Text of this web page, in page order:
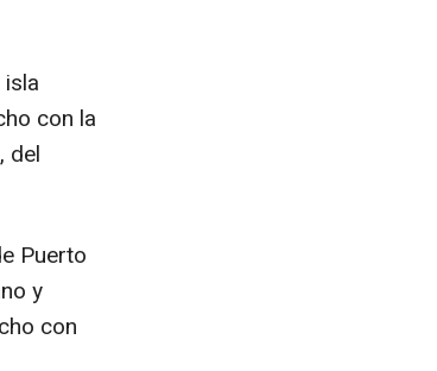
con la
del
Puerto
y
con